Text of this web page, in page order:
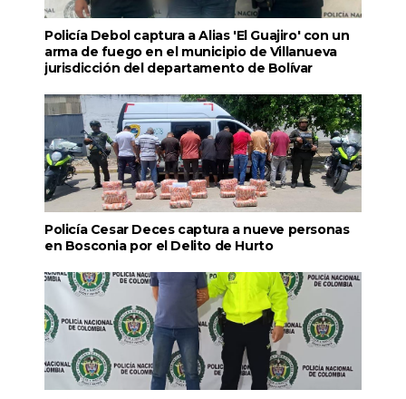
Policía Debol captura a Alias 'El Guajiro' con un
arma de fuego en el municipio de Villanueva
jurisdicción del departamento de Bolívar
Policía Cesar Deces captura a nueve personas
en Bosconia por el Delito de Hurto